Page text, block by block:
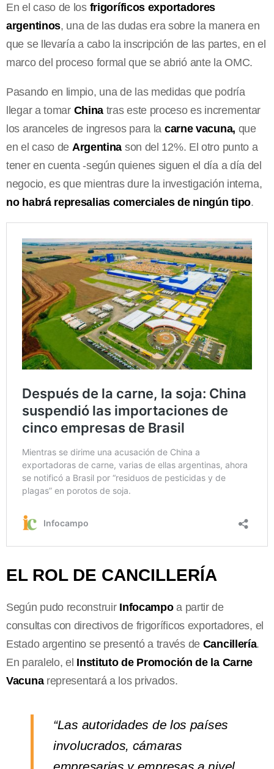
En el caso de los frigoríficos exportadores
argentinos, una de las dudas era sobre la manera en
que se llevaría a cabo la inscripción de las partes, en el
marco del proceso formal que se abrió ante la OMC.
Pasando en limpio, una de las medidas que podría
llegar a tomar China tras este proceso es incrementar
los aranceles de ingresos para la carne vacuna, que
en el caso de Argentina son del 12%. El otro punto a
tener en cuenta -según quienes siguen el día a día del
negocio, es que mientras dure la investigación interna,
no habrá represalias comerciales de ningún tipo.
EL ROL DE CANCILLERÍA
Según pudo reconstruir Infocampoa partir de
consultas con directivos de frigoríficos exportadores, el
Estado argentino se presentó a través de Cancillería.
En paralelo, el Instituto de Promoción de la Carne
Vacunarepresentará a los privados.
“Las autoridades de los países
involucrados, cámaras
empresarias y empresas a nivel